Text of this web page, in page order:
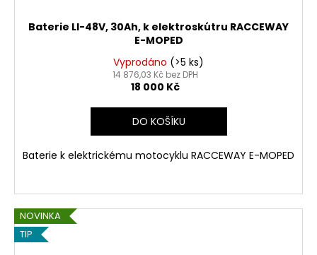
Baterie LI-48V, 30Ah, k elektroskútru RACCEWAY
E-MOPED
Vyprodáno (>5 ks)
14 876,03 Kč bez DPH
18 000 Kč
DO KOŠÍKU
Baterie k elektrickému motocyklu RACCEWAY E-MOPED
NOVINKA
TIP